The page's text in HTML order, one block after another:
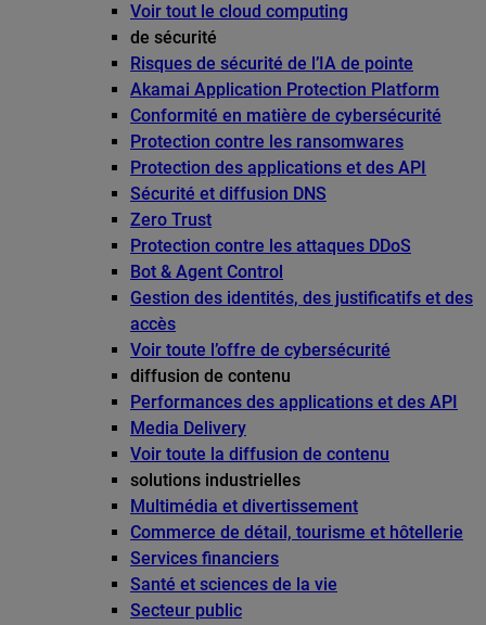
Voir tout le cloud computing
de sécurité
Risques de sécurité de l’IA de pointe
Akamai Application Protection Platform
Conformité en matière de cybersécurité
Protection contre les ransomwares
Protection des applications et des API
Sécurité et diffusion DNS
Zero Trust
Protection contre les attaques DDoS
Bot & Agent Control
Gestion des identités, des justificatifs et des
accès
Voir toute l’offre de cybersécurité
diffusion de contenu
Performances des applications et des API
Media Delivery
Voir toute la diffusion de contenu
solutions industrielles
Multimédia et divertissement
Commerce de détail, tourisme et hôtellerie
Services financiers
Santé et sciences de la vie
Secteur public